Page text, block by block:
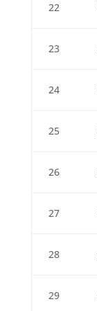
22
23
24
25
26
27
28
29